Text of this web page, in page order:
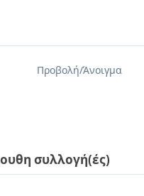
Προβολή/Άνοιγμα
συλλογή(ές)